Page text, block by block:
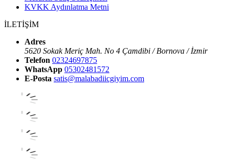
KVKK Aydınlatma Metni
İLETİŞİM
Adres
5620 Sokak Meriç Mah. No 4 Çamdibi / Bornova / İzmir
Telefon 02324697875
WhatsApp 05302481572
E-Posta satis@malabadiicgiyim.com